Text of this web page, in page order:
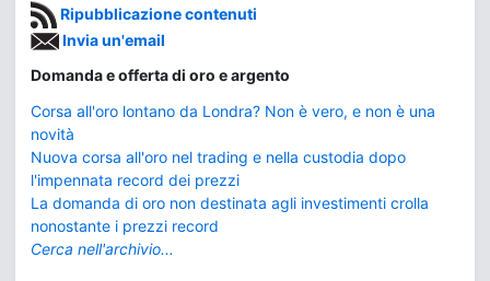
Ripubblicazione contenuti
Invia un'email
Domanda e offerta di oro e argento
Corsa all'oro lontano da Londra? Non è vero, e non è una
novità
Nuova corsa all'oro nel trading e nella custodia dopo
l'impennata record dei prezzi
La domanda di oro non destinata agli investimenti crolla
nonostante i prezzi record
Cerca nell'archivio...